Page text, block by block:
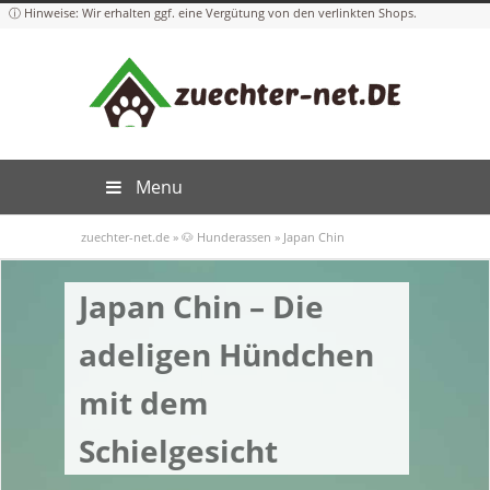
Menu
zuechter-net.de » 🐶 Hunderassen » Japan Chin
Japan Chin – Die
adeligen Hündchen
mit dem
Schielgesicht